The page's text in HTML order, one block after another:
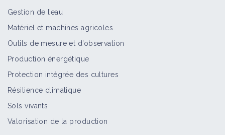
Gestion de l’eau
Matériel et machines agricoles
Outils de mesure et d’observation
Production énergétique
Protection intégrée des cultures
Résilience climatique
Sols vivants
Valorisation de la production